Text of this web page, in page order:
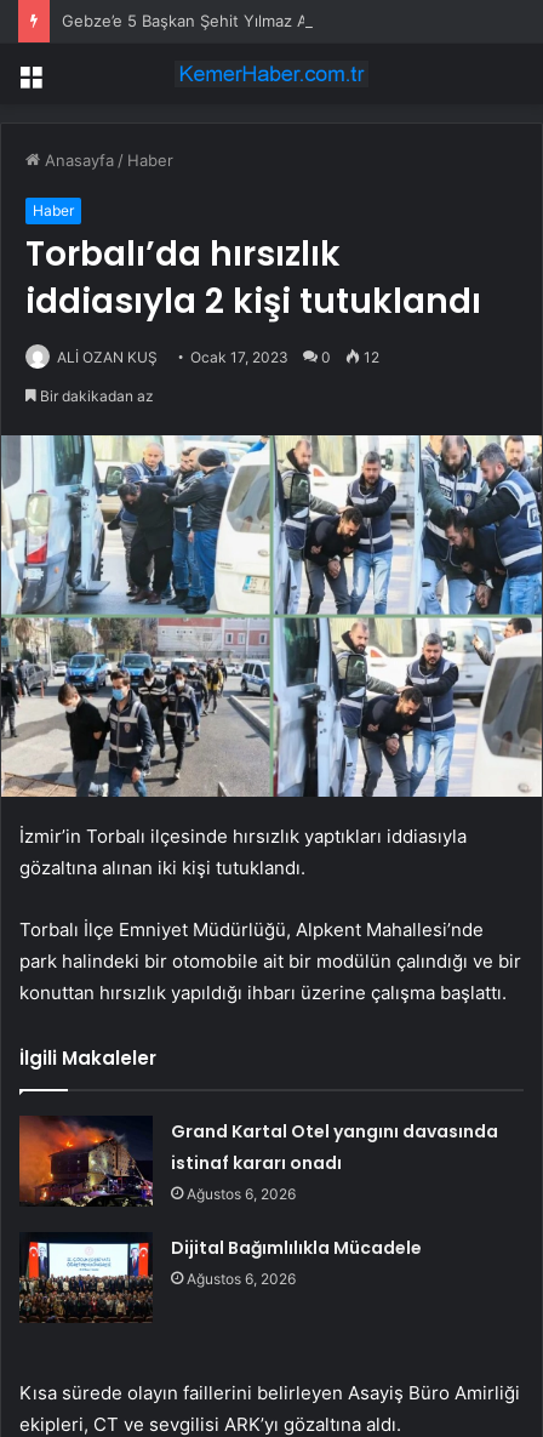
Gebze’e 5 Başkan Şehit Yılmaz Argon Caddesi’nde
Menü
Anasayfa / Haber
Haber
Torbalı’da hırsızlık
iddiasıyla 2 kişi tutuklandı
ALİ OZAN KUŞ Ocak 17, 2023 0 12
Bir dakikadan az
İzmir’in Torbalı ilçesinde hırsızlık yaptıkları iddiasıyla
gözaltına alınan iki kişi tutuklandı.
Torbalı İlçe Emniyet Müdürlüğü, Alpkent Mahallesi’nde
park halindeki bir otomobile ait bir modülün çalındığı ve bir
konuttan hırsızlık yapıldığı ihbarı üzerine çalışma başlattı.
İlgili Makaleler
Grand Kartal Otel yangını davasında
istinaf kararı onadı
Ağustos 6, 2026
Dijital Bağımlılıkla Mücadele
Ağustos 6, 2026
Kısa sürede olayın faillerini belirleyen Asayiş Büro Amirliği
ekipleri, CT ve sevgilisi ARK’yı gözaltına aldı.